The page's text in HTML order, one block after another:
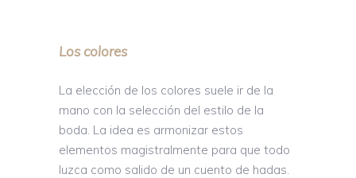
Los colores
La elección de los colores suele ir de la
mano con la selección del estilo de la
boda. La idea es armonizar estos
elementos magistralmente para que todo
luzca como salido de un cuento de hadas.